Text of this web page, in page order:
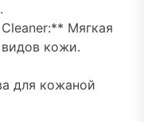
Мягкая
видов кожи.
для кожаной